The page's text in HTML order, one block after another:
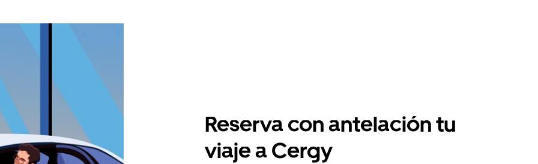
Reserva con antelación tu
viaje a Cergy